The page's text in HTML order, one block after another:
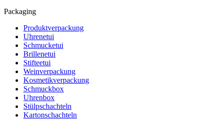
Packaging
Produktverpackung
Uhrenetui
Schmucketui
Brillenetui
Stifteetui
Weinverpackung
Kosmetikverpackung
Schmuckbox
Uhrenbox
Stülpschachteln
Kartonschachteln